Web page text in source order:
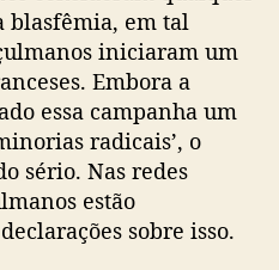
blasfêmia, em tal
iniciaram um
Embora a
essa campanha um
radicais’, o
sério. Nas redes
estão
sobre isso.